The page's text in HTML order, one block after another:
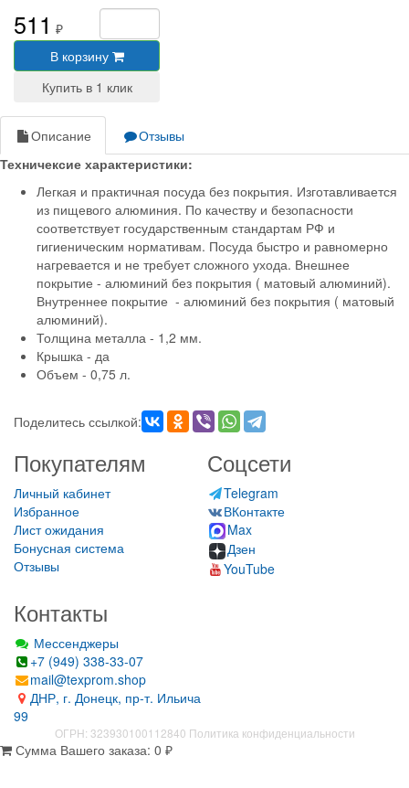
511 ₽
В корзину
Описание
Отзывы
Техничексие характеристики:
Легкая и практичная посуда без покрытия. Изготавливается
из пищевого алюминия. По качеству и безопасности
соответствует государственным стандартам РФ и
гигиеническим нормативам. Посуда быстро и равномерно
нагревается и не требует сложного ухода. Внешнее
покрытие - алюминий без покрытия ( матовый алюминий).
Внутреннее покрытие - алюминий без покрытия ( матовый
алюминий).
Толщина металла - 1,2 мм.
Крышка - да
Объем - 0,75 л.
Поделитесь ссылкой:
Покупателям
Личный кабинет
Избранное
Лист ожидания
Бонусная система
Отзывы
Соцсети
Telegram
ВКонтакте
Max
Дзен
YouTube
Контакты
Мессенджеры
+7 (949) 338-33-07
mail@texprom.shop
ДНР, г. Донецк, пр-т. Ильича
99
ОГРН: 323930100112840 Политика конфиденциальности
Сумма Вашего заказа: 0 ₽